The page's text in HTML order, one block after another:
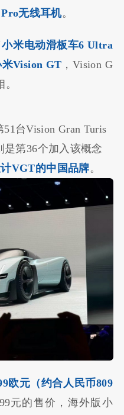
无线耳机。
小米电动滑板车6 Ultra
米Vision GT ，Vision G
台Vision Gran Turis
是第36个加入该概念
VGT的中国品牌。
欧元（约合人民币809
元的售价，海外版小